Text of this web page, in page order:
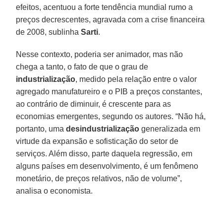
efeitos, acentuou a forte tendência mundial rumo a
preços decrescentes, agravada com a crise financeira
de 2008, sublinhaSarti.
Nesse contexto, poderia ser animador, mas não
chega a tanto, o fato de que o grau de
industrialização, medido pela relação entre o valor
agregado manufatureiro e o PIB a preços constantes,
ao contrário de diminuir, é crescente para as
economias emergentes, segundo os autores. “Não há,
portanto, umadesindustrialização generalizada em
virtude da expansão e sofisticação do setor de
serviços. Além disso, parte daquela regressão, em
alguns países em desenvolvimento, é um fenômeno
monetário, de preços relativos, não de volume”,
analisa o economista.